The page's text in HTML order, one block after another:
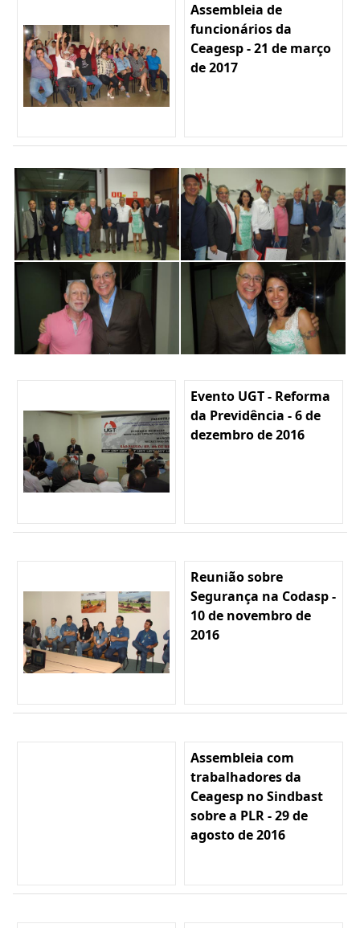
Assembleia de
funcionários da
Ceagesp - 21 de março
de 2017
Evento UGT - Reforma
da Previdência - 6 de
dezembro de 2016
Reunião sobre
Segurança na Codasp -
10 de novembro de
2016
Assembleia com
trabalhadores da
Ceagesp no Sindbast
sobre a PLR - 29 de
agosto de 2016